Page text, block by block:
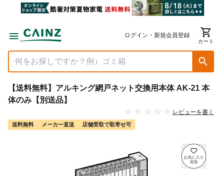
ログイン・新規会員登録
カート
【送料無料】アルキング網戸ネット交換用本体 AK-21 本
体のみ【別送品】
レビューを書く
送料無料 メーカー直送 店舗受取で取寄せ可